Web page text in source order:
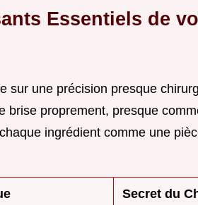
Essentiels de
sur une précision presque
brise proprement, presque
ingrédient comme une
Secret du